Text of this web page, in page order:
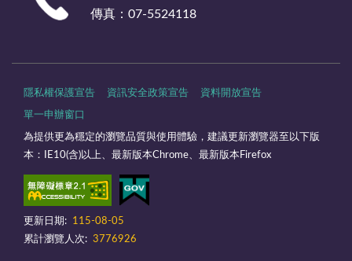
傳真：07-5524118
隱私權保護宣告 資訊安全政策宣告 資料開放宣告
單一申辦窗口
為提供更為穩定的瀏覽品質與使用體驗，建議更新瀏覽器至以下版
本：IE10(含)以上、最新版本Chrome、最新版本Firefox
更新日期:
115-08-05
累計瀏覽人次: 3776926